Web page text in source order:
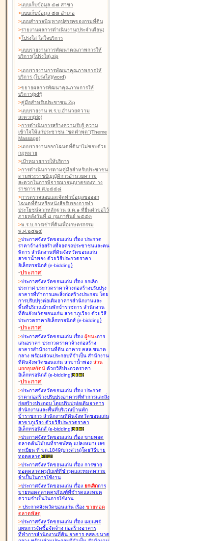
>แบบเก็บข้อมูล ๕๗ สาขา
>แบบเก็บข้อมูล ๕๗ อำเภอ
>แบบสำรวจปัญหาอุปสรรคของกรมที่ดิน
>รายงานผลการดำเนินงาน(ประจำเดือน)
>โปร่งใส ใส่ใจบริการ
>แบบรายงานการพัฒนาคุณภาพการให้
บริการ(โปร่งใส).zip
>แบบรายงานการพัฒนาคุณภาพการให้
บริการ (โปร่งใส)(word)
>ขยายผลการพัฒนาคุณภาพการให้
บริการ(pdf)
>คู่มือสำหรับประชาชน Zip
>แบบรายงาน พ.ร.บ.อำนวยความ
สะดวก(zip)
>การดำเนินการสร้างความรับรู้ ความ
เข้าใจให้แก่ประชาชน "ชุดคำพูด"(Theme
Massage)
>แบบรายงานออกโฉนดที่ดินฯไม่ชอบด้วย
กฎหมาย
>เป้าหมายการให้บริการ
>การดำเนินการตามคู่มือสำหรับประชาชน
ตามพระราชบัญญัติการอำนวยความ
สะดวกในการพิจารณาอนุญาตของท าง
ราชการ พ.ศ.๒๕๕๘
>การตรวจสอบและจัดทำข้อมูลขอออก
โฉนดที่ดินหรือหนังสือรับรองการทำ
ประโยชน์จากหลักฐาน ส.ค.๑ ที่ยื่นคำขอไว้
ภายหลังวันที่ ๘ กุมภาพันธ์ ๒๕๕๓
>พ.ร.บ.การเช่าที่ดินเพื่อเกษตรกรรม
พ.ศ.๒๕๒๔
>ประกาศจังหวัดขอนแก่น เรื่อง ประกวด
ราคาจ้างก่อสร้างที่จอดรถประชาชนและคน
พิการ สำนักงานที่ดินจังหวัดขอนแก่น
สาขาน้ำพอง ด้วยวิธีประกวดราคา
อิเล็กทรอนิกส์ (e-bidding)
-ประกาศ
>ประกาศจังหวัดขอนแก่น เรื่อง ยกเลิก
ประกาศ ประกวดราคาจ้างก่อสร้างปรับปรุง
อาคารที่ทำการและสิ่งก่อสร้างประกอบ โดย
การปรับปรุงต่อเติมอาคารสำนักงานและ
พื้นที่บริเวณบ้านพักข้าราชการ สำนักงาน
ที่ดินจังหวัดขอนแก่น สาขาภูเวียง ด้วยวิธี
ประกวดราคาอิเล็กทรอนิกส์ (e-bidding)
-ประกาศ
>ประกาศจังหวัดขอนแก่น เรื่อง ผู้ชนะการ
เสนอราคา ประกวดราคาจ้างก่อสร้าง
อาคารสำนักงานที่ดิน อาคาร คสล.ขนาด
กลาง พร้อมส่วนประกอบที่จำเป็น สำนักงาน
ที่ดินจังหวัดขอนแก่น สาขาน้ำพอง ส่วน
แยกอุบลรัตน์ ด้วยวิธีประกวดราคา
อิเล็กทรอนิกส์ (e-bidding)
-ประกาศ
>ประกาศจังหวัดขอนแก่น เรื่อง ประกวด
ราคาก่อสร้างปรับปรุงอาคารที่ทำการและสิ่ง
ก่อสร้างประกอบ โดยปรับปรุง่อเติมอาคาร
สำนักงานและพื้นที่บริเวณบ้านพัก
ข้าราชการ สำนักงานที่ดินจังหวัดขอนแก่น
สาขาภูเวียง ด้วยวิธีประกวดราคา
อิเล็กทรอนิกส์ (e-bidding)
>ประกาศจังหวัดขอนแก่น เรื่อง ขายทอด
ตลาดต้นไม้บนที่ราชพัสดุ แปลงหมายเลข
ทะเบียน ที่ ขก.1849(บางส่วน)โดยวิธีขาย
ทอดตลาด
>ประกาศจังหวัดขอนแก่น เรื่อง การขาย
ทอดตลาดครุภัณฑ์ที่ชำรุดและหมดความ
จำเป็นในการใช้งาน
>ประกาศจังหวัดขอนแก่น เรื่อง ยกเลิกการ
ขายทอดตลาดครุภัณฑ์ที่ชำรุดและหมด
ความจำเป็นในการใช้งาน
> ประกาศจังหวัดขอนแก่น เรื่อง ขายทอด
ตลาดพัสดุ
>ประกาศจังหวัดขอนแก่น เรื่อง เผยแพร่
แผนการจัดซื้อจัดจ้าง ก่อสร้างอาคาร
ที่ทำการสำนักงานที่ดิน อาคาร คสล.ขนาด